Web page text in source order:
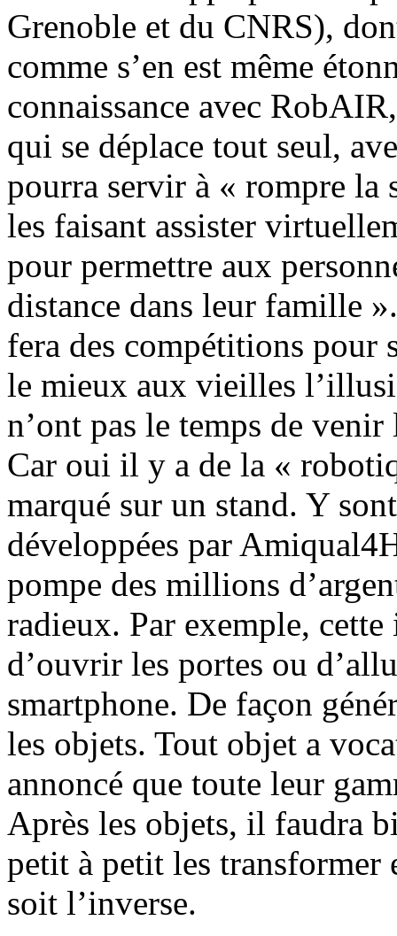
Grenoble et du CNRS),
comme s’en est même
connaissance avec
qui se déplace tout seul,
pourra servir à « rompre la
les faisant assister
pour permettre aux
distance dans leur famille
fera des compétitions pour
le mieux aux vieilles
n’ont pas le temps de
Car oui il y a de la «
marqué sur un stand. Y
développées par
pompe des millions
radieux. Par exemple,
d’ouvrir les portes ou
smartphone. De façon
les objets. Tout objet a
annoncé que toute leur
Après les objets, il faudra
petit à petit les transformer
soit l’inverse.